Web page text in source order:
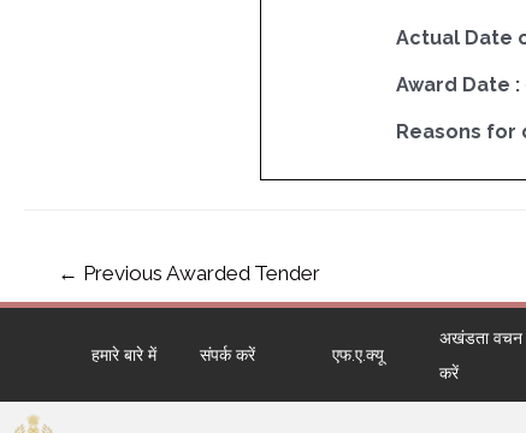
Actual Date
Award Date :
Reasons for
← Previous Awarded Tender
हमारे बारे में संपर्क करें एफ.ए.क्यू
अखंडता वचन
करें